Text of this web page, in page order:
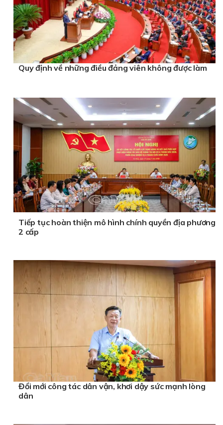
Quy định về những điều đảng viên không được làm
Tiếp tục hoàn thiện mô hình chính quyền địa phương
2 cấp
Đổi mới công tác dân vận, khơi dậy sức mạnh lòng
dân